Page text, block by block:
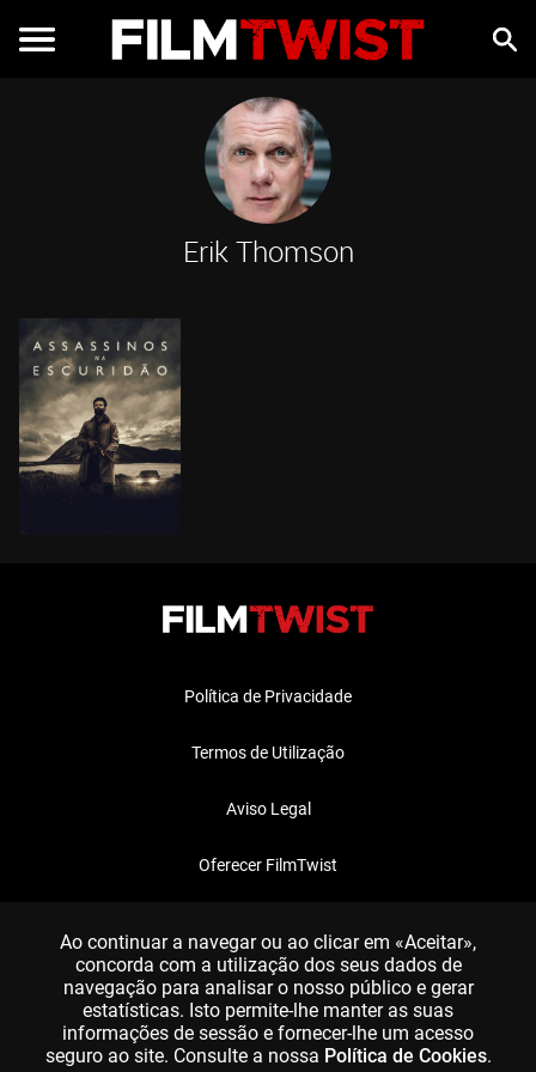
Erik Thomson
Política de Privacidade
Termos de Utilização
Aviso Legal
Oferecer FilmTwist
Ao continuar a navegar ou ao clicar em «Aceitar»,
concorda com a utilização dos seus dados de
navegação para analisar o nosso público e gerar
estatísticas. Isto permite-lhe manter as suas
informações de sessão e fornecer-lhe um acesso
seguro ao site. Consulte a nossa Política de Cookies.